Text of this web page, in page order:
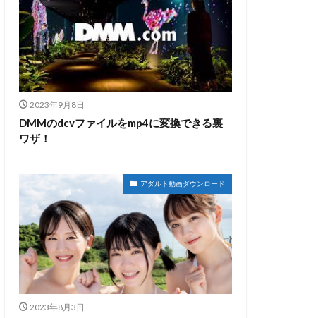
2023年9月8日
DMMのdcvファイルをmp4に変換できる裏
ワザ！
アダルト動画ダウンロード
2023年8月3日